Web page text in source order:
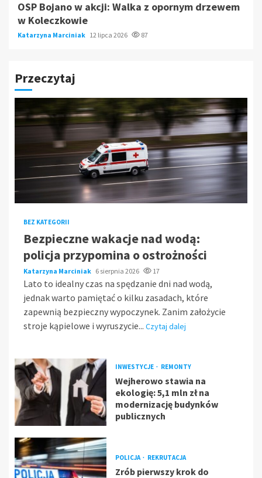
OSP Bojano w akcji: Walka z opornym drzewem
w Koleczkowie
Katarzyna Marciniak 12 lipca 2026 87
Przeczytaj
BEZ KATEGORII
Bezpieczne wakacje nad wodą:
policja przypomina o ostrożności
Katarzyna Marciniak 6 sierpnia 2026 17
Lato to idealny czas na spędzanie dni nad wodą,
jednak warto pamiętać o kilku zasadach, które
zapewnią bezpieczny wypoczynek. Zanim założycie
stroje kąpielowe i wyruszycie... Czytaj dalej
INWESTYCJE REMONTY
Wejherowo stawia na
ekologię: 5,1 mln zł na
modernizację budynków
publicznych
POLICJA REKRUTACJA
Zrób pierwszy krok do